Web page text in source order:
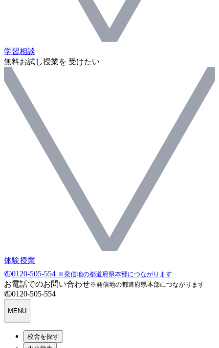
学習相談
無料お試し授業を 受けたい
体験授業
0120-505-554 ※発信地の都道府県本部につながります
お電話でのお問い合わせ※発信地の都道府県本部につながります
0120-505-554
MENU
校舎を探す